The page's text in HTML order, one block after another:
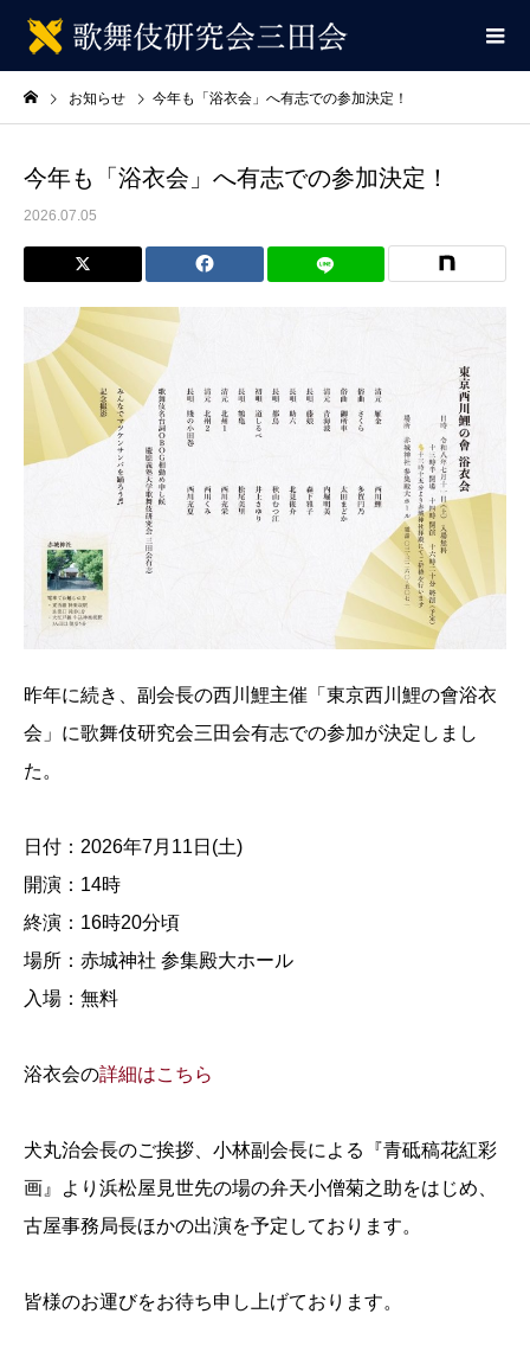
お知らせ 今年も「浴衣会」へ有志での参加決定！
今年も「浴衣会」へ有志での参加決定！
2026.07.05
昨年に続き、副会長の西川鯉主催「東京西川鯉の會浴衣
会」に歌舞伎研究会三田会有志での参加が決定しまし
た。
日付：2026年7月11日(土)
開演：14時
終演：16時20分頃
場所：赤城神社 参集殿大ホール
入場：無料
浴衣会の詳細はこちら
犬丸治会長のご挨拶、小林副会長による『青砥稿花紅彩
画』より浜松屋見世先の場の弁天小僧菊之助をはじめ、
古屋事務局長ほかの出演を予定しております。
皆様のお運びをお待ち申し上げております。